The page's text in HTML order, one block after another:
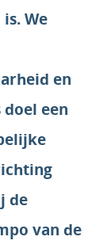
We
en
een
de
van de